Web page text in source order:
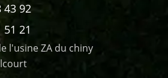
43 92
51 21
l'usine ZA du chiny